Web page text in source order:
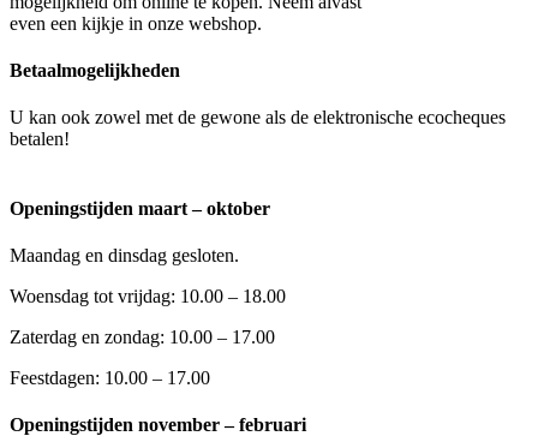
even een kijkje in onze webshop.
Betaalmogelijkheden
U kan ook zowel met de gewone als de elektronische ecocheques
betalen!
Openingstijden maart – oktober
Maandag en dinsdag gesloten.
Woensdag tot vrijdag: 10.00 – 18.00
Zaterdag en zondag: 10.00 – 17.00
Feestdagen: 10.00 – 17.00
Openingstijden november – februari